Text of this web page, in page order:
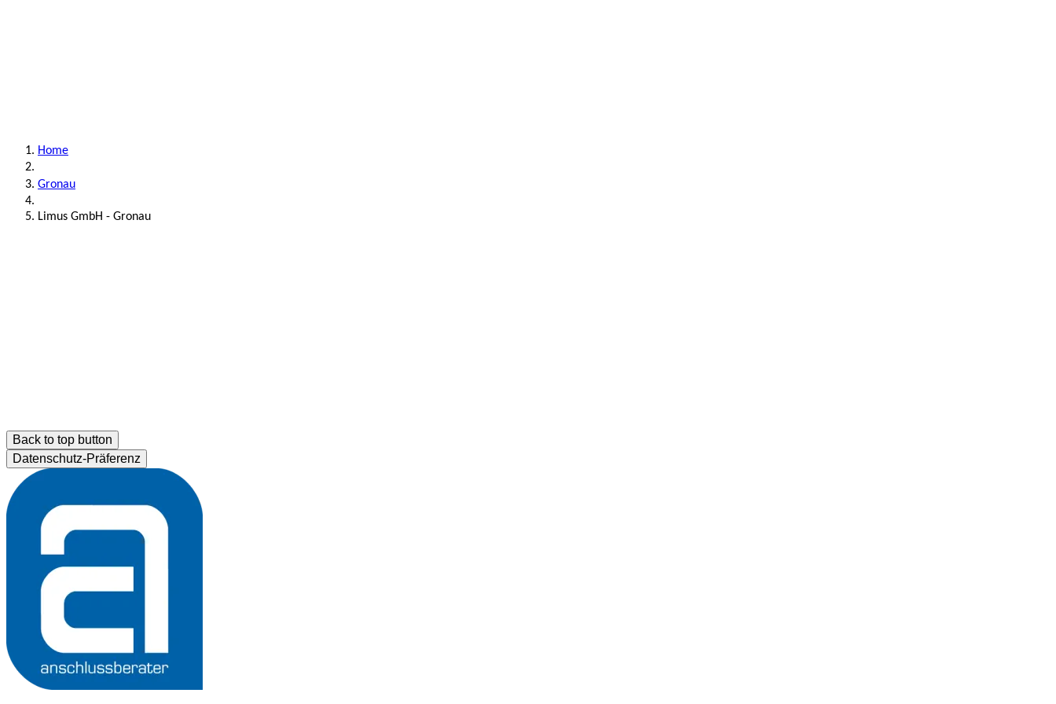
Home
Gronau
Limus GmbH - Gronau
Back to top button
Datenschutz-Präferenz